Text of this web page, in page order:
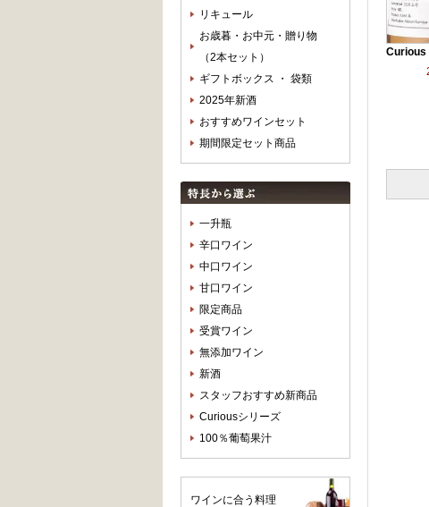
リキュール
お歳暮・お中元・贈り物
（2本セット）
ギフトボックス ・ 袋類
2025年新酒
おすすめワインセット
期間限定セット商品
一升瓶
辛口ワイン
中口ワイン
甘口ワイン
限定商品
受賞ワイン
無添加ワイン
新酒
スタッフおすすめ新商品
Curiousシリーズ
100％葡萄果汁
ワインに合う料理
Curious